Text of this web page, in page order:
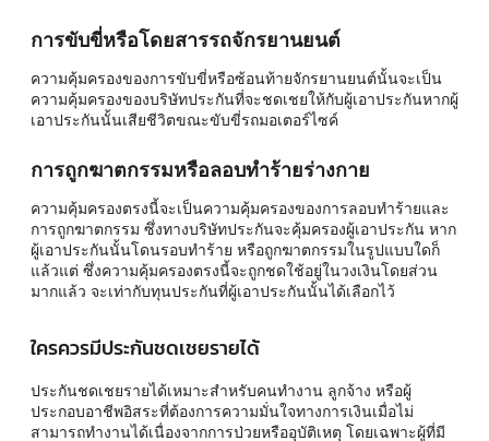
การขับขี่หรือโดยสารรถจักรยานยนต์
ความคุ้มครองของการขับขี่หรือซ้อนท้ายจักรยานยนต์นั้นจะเป็น
ความคุ้มครองของบริษัทประกันที่จะชดเชยให้กับผู้เอาประกันหากผู้
เอาประกันนั้นเสียชีวิตขณะขับขี่รถมอเตอร์ไซค์
การถูกฆาตกรรมหรือลอบทำร้ายร่างกาย
ความคุ้มครองตรงนี้จะเป็นความคุ้มครองของการลอบทำร้ายและ
การถูกฆาตกรรม ซึ่งทางบริษัทประกันจะคุ้มครองผู้เอาประกัน หาก
ผู้เอาประกันนั้นโดนรอบทำร้าย หรือถูกฆาตกรรมในรูปแบบใดก็
แล้วแต่ ซึ่งความคุ้มครองตรงนี้จะถูกชดใช้อยู่ในวงเงินโดยส่วน
มากแล้ว จะเท่ากับทุนประกันที่ผู้เอาประกันนั้นได้เลือกไว้
ใครควรมีประกันชดเชยรายได้
ประกันชดเชยรายได้เหมาะสำหรับคนทำงาน ลูกจ้าง หรือผู้
ประกอบอาชีพอิสระที่ต้องการความมั่นใจทางการเงินเมื่อไม่
สามารถทำงานได้เนื่องจากการป่วยหรืออุบัติเหตุ โดยเฉพาะผู้ที่มี